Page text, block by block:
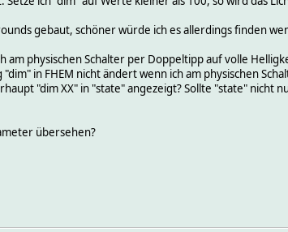
gebaut, schöner würde ich es allerdings finden
am physischen Schalter per Doppeltipp auf volle
in FHEM nicht ändert wenn ich am physischen
"dim XX" in "state" angezeigt? Sollte "state"
übersehen?